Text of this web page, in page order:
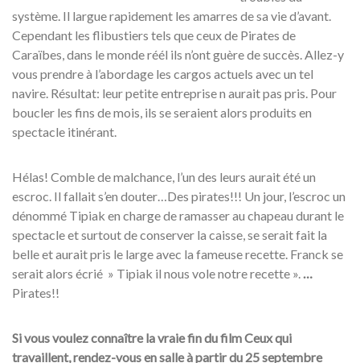
système. Il largue rapidement les amarres de sa vie d’avant.
Cependant les flibustiers tels que ceux de Pirates de
Caraïbes, dans le monde réél ils n’ont guère de succès. Allez-y
vous prendre à l’abordage les cargos actuels avec un tel
navire. Résultat: leur petite entreprise n aurait pas pris. Pour
boucler les fins de mois, ils se seraient alors produits en
spectacle itinérant.
Hélas! Comble de malchance, l’un des leurs aurait été un
escroc. Il fallait s’en douter…Des pirates!!! Un jour, l’escroc un
dénommé Tipiak en charge de ramasser au chapeau durant le
spectacle et surtout de conserver la caisse, se serait fait la
belle et aurait pris le large avec la fameuse recette. Franck se
serait alors écrié » Tipiak il nous vole notre recette ».…
Pirates!!
Si vous voulez connaître la vraie fin du film Ceux qui
travaillent, rendez-vous en salle à partir du 25 septembre